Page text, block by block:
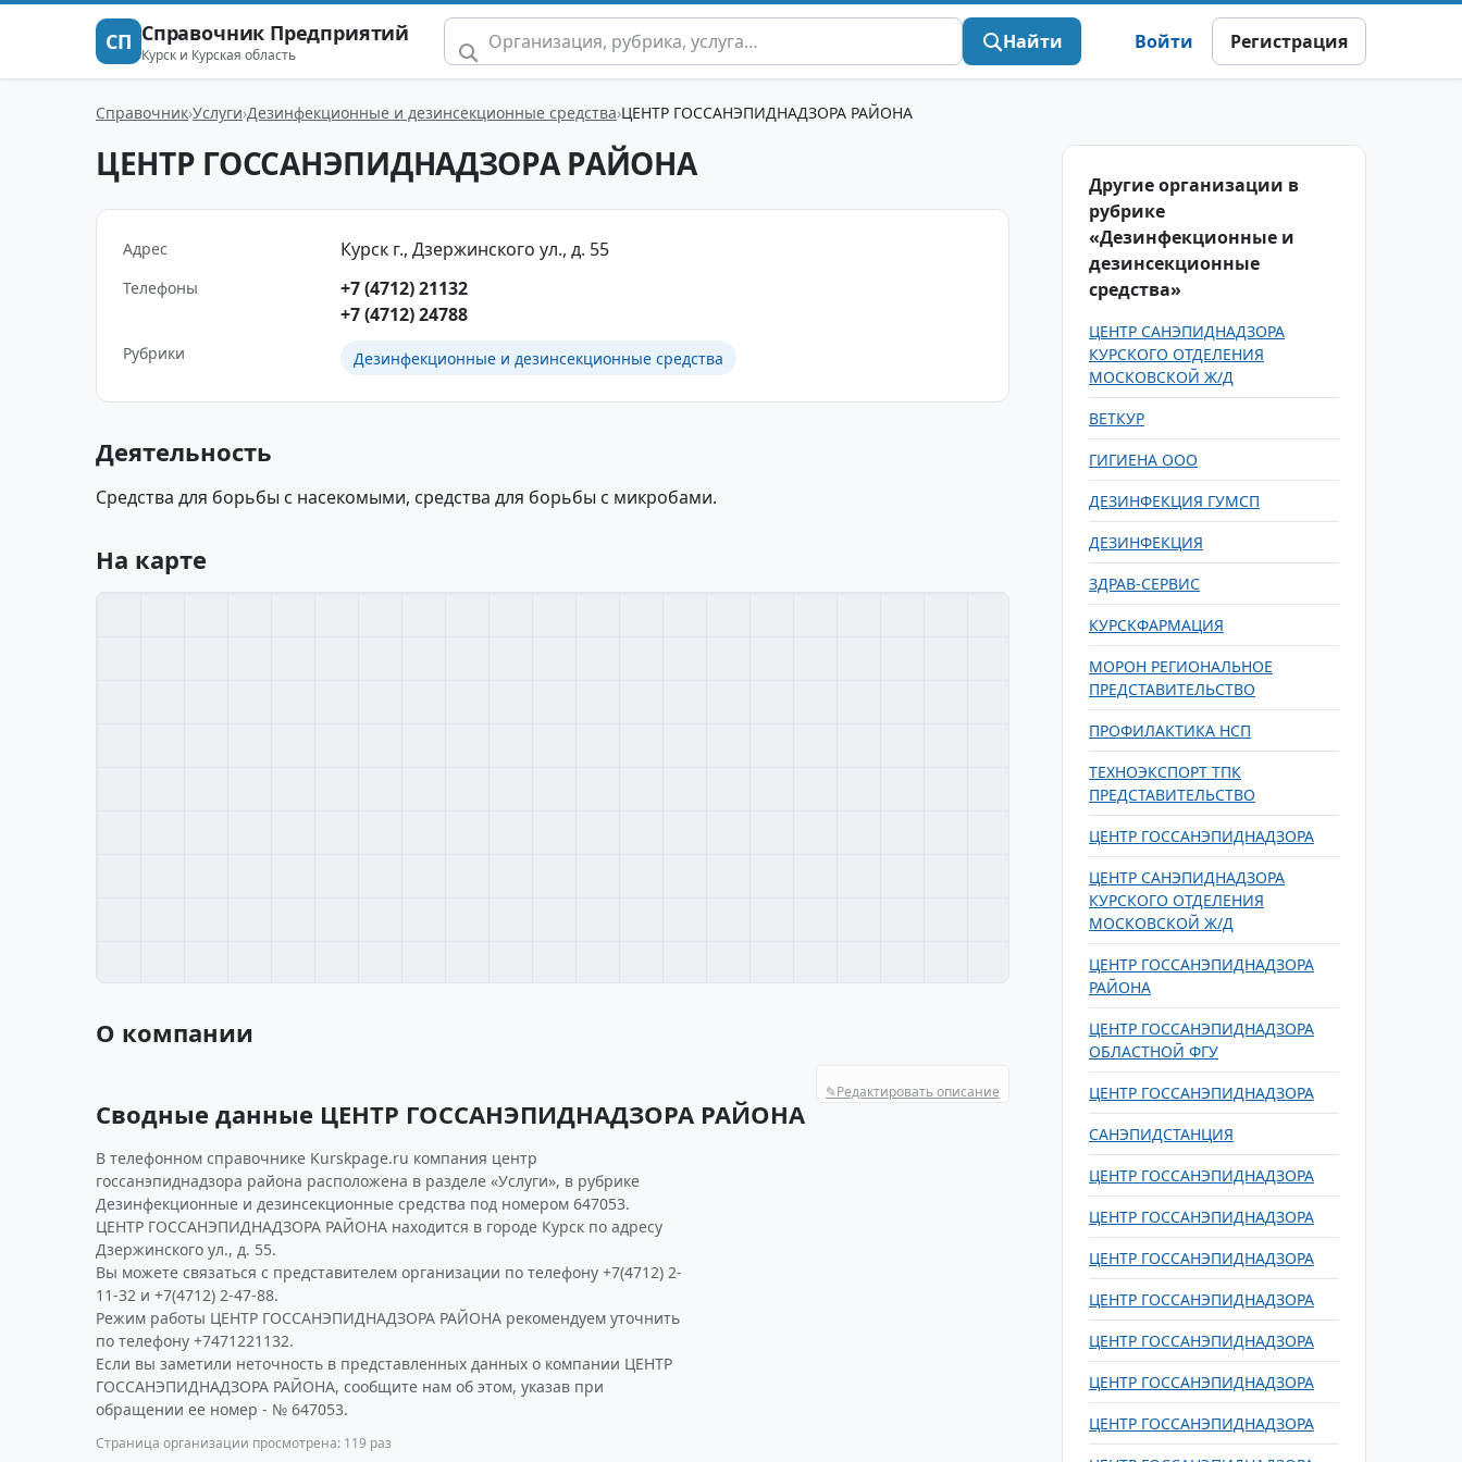
СП Справочник Предприятий
Курск и Курская область
Найти Войти Регистрация
Справочник Услуги Дезинфекционные и дезинсекционные средства ЦЕНТР ГОССАНЭПИДНАДЗОРА РАЙОНА
ЦЕНТР ГОССАНЭПИДНАДЗОРА РАЙОНА
Адрес Курск г., Дзержинского ул., д. 55
Телефоны
+7 (4712) 21132
+7 (4712) 24788
Рубрики Дезинфекционные и дезинсекционные средства
Деятельность
Средства для борьбы с насекомыми, средства для борьбы с микробами.
На карте
О компании
✎Редактировать описание
Сводные данные ЦЕНТР ГОССАНЭПИДНАДЗОРА РАЙОНА
В телефонном справочнике Kurskpage.ru компания центр
госсанэпиднадзора района расположена в разделе «Услуги», в рубрике
Дезинфекционные и дезинсекционные средства под номером 647053.
ЦЕНТР ГОССАНЭПИДНАДЗОРА РАЙОНА находится в городе Курск по адресу
Дзержинского ул., д. 55.
Вы можете связаться с представителем организации по телефону +7(4712) 2-
11-32 и +7(4712) 2-47-88.
Режим работы ЦЕНТР ГОССАНЭПИДНАДЗОРА РАЙОНА рекомендуем уточнить
по телефону +7471221132.
Если вы заметили неточность в представленных данных о компании ЦЕНТР
ГОССАНЭПИДНАДЗОРА РАЙОНА, сообщите нам об этом, указав при
обращении ее номер - № 647053.
Страница организации просмотрена: 119 раз
Другие организации в
рубрике
«Дезинфекционные и
дезинсекционные
средства»
ЦЕНТР САНЭПИДНАДЗОРА
КУРСКОГО ОТДЕЛЕНИЯ
МОСКОВСКОЙ Ж/Д
ВЕТКУР
ГИГИЕНА ООО
ДЕЗИНФЕКЦИЯ ГУМСП
ДЕЗИНФЕКЦИЯ
ЗДРАВ-СЕРВИС
КУРСКФАРМАЦИЯ
МОРОН РЕГИОНАЛЬНОЕ
ПРЕДСТАВИТЕЛЬСТВО
ПРОФИЛАКТИКА НСП
ТЕХНОЭКСПОРТ ТПК
ПРЕДСТАВИТЕЛЬСТВО
ЦЕНТР ГОССАНЭПИДНАДЗОРА
ЦЕНТР САНЭПИДНАДЗОРА
КУРСКОГО ОТДЕЛЕНИЯ
МОСКОВСКОЙ Ж/Д
ЦЕНТР ГОССАНЭПИДНАДЗОРА
РАЙОНА
ЦЕНТР ГОССАНЭПИДНАДЗОРА
ОБЛАСТНОЙ ФГУ
ЦЕНТР ГОССАНЭПИДНАДЗОРА
САНЭПИДСТАНЦИЯ
ЦЕНТР ГОССАНЭПИДНАДЗОРА
ЦЕНТР ГОССАНЭПИДНАДЗОРА
ЦЕНТР ГОССАНЭПИДНАДЗОРА
ЦЕНТР ГОССАНЭПИДНАДЗОРА
ЦЕНТР ГОССАНЭПИДНАДЗОРА
ЦЕНТР ГОССАНЭПИДНАДЗОРА
ЦЕНТР ГОССАНЭПИДНАДЗОРА